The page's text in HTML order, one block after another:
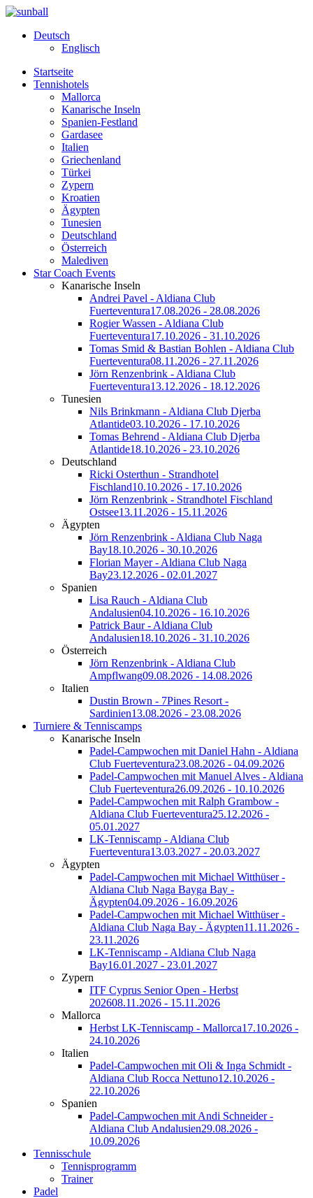
Deutsch
Englisch
Startseite
Tennishotels
Mallorca
Kanarische Inseln
Spanien-Festland
Gardasee
Italien
Griechenland
Türkei
Zypern
Kroatien
Ägypten
Tunesien
Deutschland
Österreich
Malediven
Star Coach Events
Kanarische Inseln
Andrei Pavel - Aldiana Club
Fuerteventura17.08.2026 - 28.08.2026
Rogier Wassen - Aldiana Club
Fuerteventura17.10.2026 - 31.10.2026
Tomas Smid & Bastian Bohlen - Aldiana Club
Fuerteventura08.11.2026 - 27.11.2026
Jörn Renzenbrink - Aldiana Club
Fuerteventura13.12.2026 - 18.12.2026
Tunesien
Nils Brinkmann - Aldiana Club Djerba
Atlantide03.10.2026 - 17.10.2026
Tomas Behrend - Aldiana Club Djerba
Atlantide18.10.2026 - 23.10.2026
Deutschland
Ricki Osterthun - Strandhotel
Fischland10.10.2026 - 17.10.2026
Jörn Renzenbrink - Strandhotel Fischland
Ostsee13.11.2026 - 15.11.2026
Ägypten
Jörn Renzenbrink - Aldiana Club Naga
Bay18.10.2026 - 30.10.2026
Florian Mayer - Aldiana Club Naga
Bay23.12.2026 - 02.01.2027
Spanien
Lisa Rauch - Aldiana Club
Andalusien04.10.2026 - 16.10.2026
Patrick Baur - Aldiana Club
Andalusien18.10.2026 - 31.10.2026
Österreich
Jörn Renzenbrink - Aldiana Club
Ampflwang09.08.2026 - 14.08.2026
Italien
Dustin Brown - 7Pines Resort -
Sardinien13.08.2026 - 23.08.2026
Turniere & Tenniscamps
Kanarische Inseln
Padel-Campwochen mit Daniel Hahn - Aldiana
Club Fuerteventura23.08.2026 - 04.09.2026
Padel-Campwochen mit Manuel Alves - Aldiana
Club Fuerteventura26.09.2026 - 10.10.2026
Padel-Campwochen mit Ralph Grambow -
Aldiana Club Fuerteventura25.12.2026 -
05.01.2027
LK-Tenniscamp - Aldiana Club
Fuerteventura13.03.2027 - 20.03.2027
Ägypten
Padel-Campwochen mit Michael Witthüser -
Aldiana Club Naga Bayga Bay -
Ägypten04.09.2026 - 16.09.2026
Padel-Campwochen mit Michael Witthüser -
Aldiana Club Naga Bay - Ägypten11.11.2026 -
23.11.2026
LK-Tenniscamp - Aldiana Club Naga
Bay16.01.2027 - 23.01.2027
Zypern
ITF Cyprus Senior Open - Herbst
202608.11.2026 - 15.11.2026
Mallorca
Herbst LK-Tenniscamp - Mallorca17.10.2026 -
24.10.2026
Italien
Padel-Campwochen mit Oli & Inga Schmidt -
Aldiana Club Rocca Nettuno12.10.2026 -
22.10.2026
Spanien
Padel-Campwochen mit Andi Schneider -
Aldiana Club Andalusien29.08.2026 -
10.09.2026
Tennisschule
Tennisprogramm
Trainer
Padel